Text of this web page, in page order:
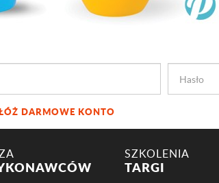
DARMOWE KONTO
SZKOLENIA
TARGI